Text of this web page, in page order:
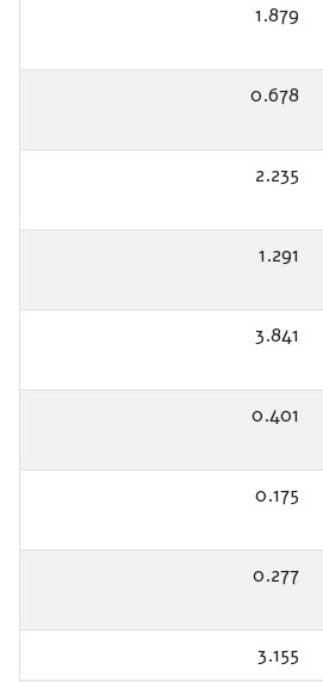
1.879
0.678
2.235
1.291
3.841
0.401
0.175
0.277
3.155